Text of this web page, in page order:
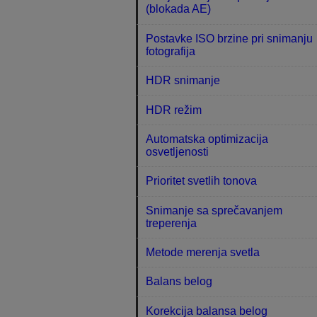
(blokada AE)
Postavke ISO brzine pri snimanju
fotografija
HDR snimanje
HDR režim
Automatska optimizacija
osvetljenosti
Prioritet svetlih tonova
Snimanje sa sprečavanjem
treperenja
Metode merenja svetla
Balans belog
Korekcija balansa belog